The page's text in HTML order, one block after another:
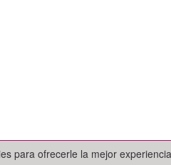
para ofrecerle la mejor